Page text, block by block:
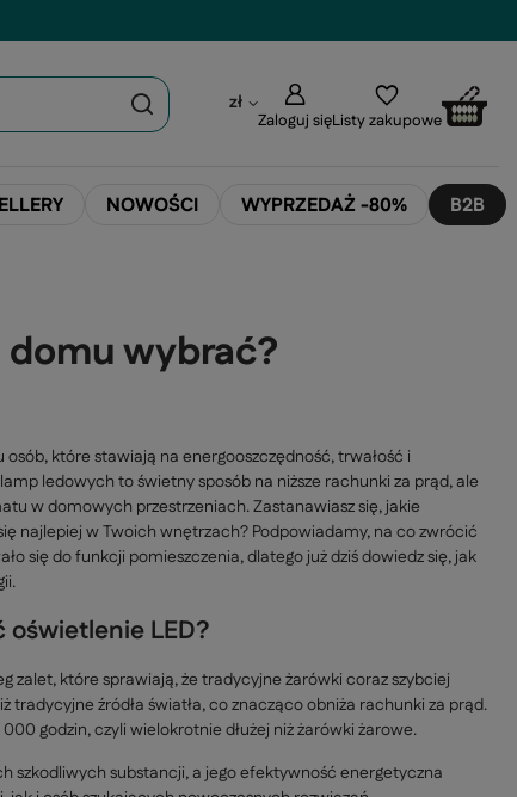
zł
Zaloguj sięListy zakupowe
NOWOŚCI WYPRZEDAŻ -80% B2B
wybrać?
które stawiają na energooszczędność, trwałość i
ledowych to świetny sposób na niższe rachunki za prąd, ale
w domowych przestrzeniach. Zastanawiasz się, jakie
najlepiej w Twoich wnętrzach? Podpowiadamy, na co zwrócić
się do funkcji pomieszczenia, dlatego już dziś dowiedz się, jak
LED?
zalet, które sprawiają, że tradycyjne żarówki coraz szybciej
źródła światła, co znacząco obniża rachunki za prąd.
godzin, czyli wielokrotnie dłużej niż żarówki żarowe.
szkodliwych substancji, a jego efektywność energetyczna